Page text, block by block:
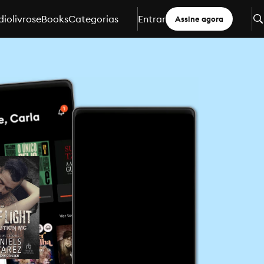
eBooksCategorias Entrar Assine agora